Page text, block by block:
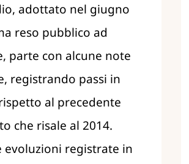
adottato nel giugno
reso pubblico ad
parte con alcune note
registrando passi in
al precedente
che risale al 2014.
evoluzioni registrate in